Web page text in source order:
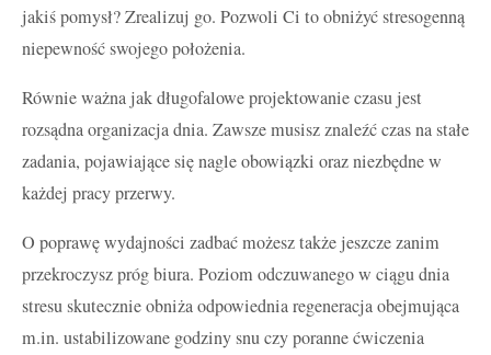
jakiś pomysł? Zrealizuj go. Pozwoli Ci to obniżyć stresogenną
niepewność swojego położenia.
Równie ważna jak długofalowe projektowanie czasu jest
rozsądna organizacja dnia. Zawsze musisz znaleźć czas na stałe
zadania, pojawiające się nagle obowiązki oraz niezbędne w
każdej pracy przerwy.
O poprawę wydajności zadbać możesz także jeszcze zanim
przekroczysz próg biura. Poziom odczuwanego w ciągu dnia
stresu skutecznie obniża odpowiednia regeneracja obejmująca
m.in. ustabilizowane godziny snu czy poranne ćwiczenia